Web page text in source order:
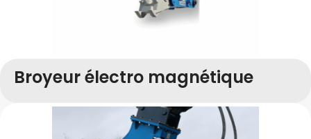
Broyeur électro magnétique